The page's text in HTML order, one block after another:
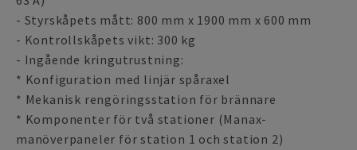
- Styrskåpets mått: 800 mm x 1900 mm x 600 mm
- Kontrollskåpets vikt: 300 kg
- Ingående kringutrustning:
* Konfiguration med linjär spåraxel
* Mekanisk rengöringsstation för brännare
* Komponenter för två stationer (Manax-
manöverpaneler för station 1 och station 2)